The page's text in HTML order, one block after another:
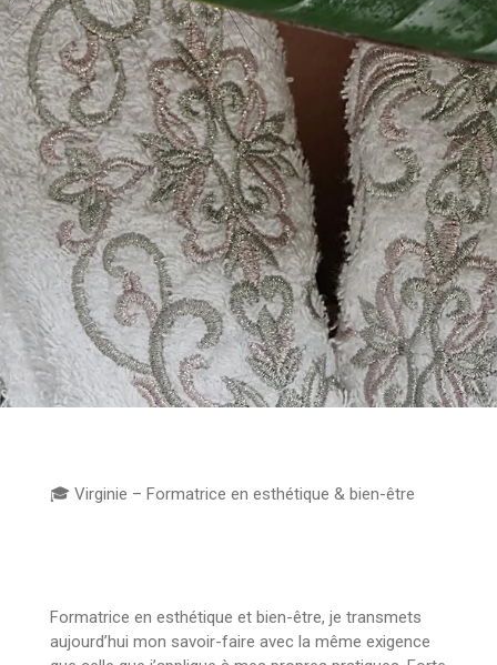
🎓 Virginie – Formatrice en esthétique & bien-être
Formatrice en esthétique et bien-être, je transmets
aujourd’hui mon savoir-faire avec la même exigence